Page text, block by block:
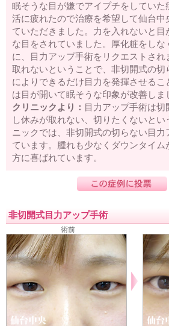
眠そうな目が嫌でアイプチをしていた
活に疲れたので治療を希望して仙台中
ていただきました。力を入れないと目
な目をされていました。厚化粧をしな
に、目力アップ手術をリクエストさ
取れないということで、非切開式の
によりできるだけ目力を発揮させる
は目が開いて眠そうな印象が改善しま
クリニックより： 目力アップ手術は
し休みが取れない、切りたくないとい
ニックでは、非切開式の切らない目力
ています。腫れも少なくダウンタイ
方に喜ばれています。
非切開式目力アップ手術
術前